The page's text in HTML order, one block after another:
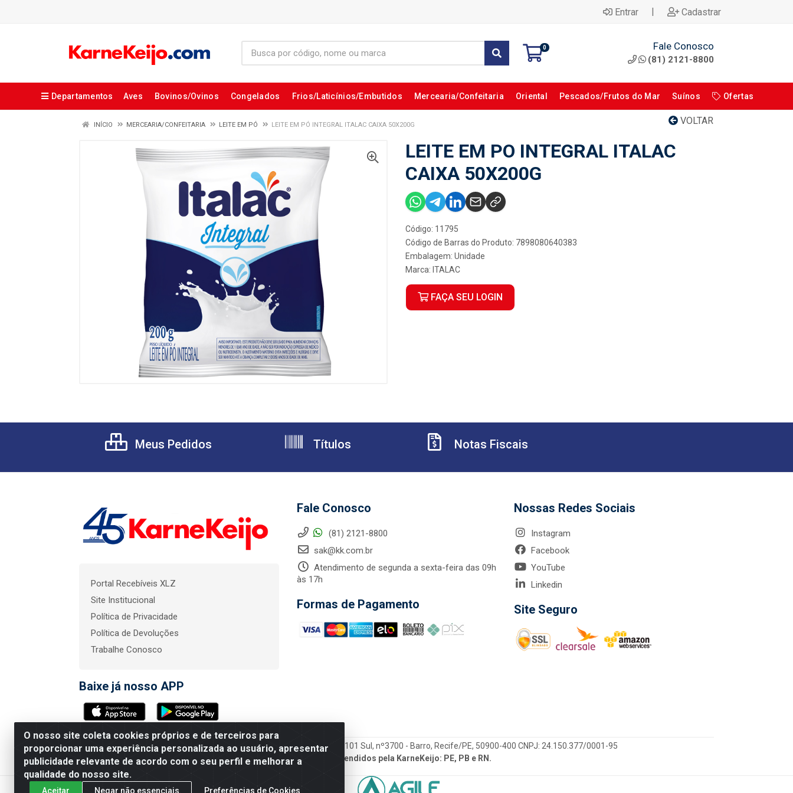
Entrar | Cadastrar
0 Fale Conosco
(81) 2121-8800
Departamentos Aves Bovinos/Ovinos Congelados Frios/Laticínios/Embutidos Mercearia/Confeitaria Oriental Pescados/Frutos do Mar Suínos Ofertas
VOLTAR
INÍCIO MERCEARIA/CONFEITARIA LEITE EM PÓ LEITE EM PÓ INTEGRAL ITALAC CAIXA 50X200G
LEITE EM PO INTEGRAL ITALAC
CAIXA 50X200G
Código: 11795
Código de Barras do Produto: 7898080640383
Embalagem: Unidade
Marca: ITALAC
FAÇA SEU LOGIN
O nosso site coleta cookies próprios e de terceiros para
proporcionar uma experiência personalizada ao usuário, apresentar
publicidade relevante de acordo com o seu perfil e melhorar a
qualidade do nosso site.
Aceitar Negar não essenciais Preferências de Cookies
Meus Pedidos Títulos Notas Fiscais
Portal Recebíveis XLZ
Site Institucional
Política de Privacidade
Política de Devoluções
Trabalhe Conosco
Baixe já nosso APP
Fale Conosco
(81) 2121-8800
sak@kk.com.br
Atendimento de segunda a sexta-feira das 09h
às 17h
Formas de Pagamento
Nossas Redes Sociais
Instagram
Facebook
YouTube
Linkedin
Site Seguro
KarneKeijo Logistica Integrada LTDA - Rod. Br-101 Sul, nº3700 - Barro, Recife/PE, 50900-400 CNPJ: 24.150.377/0001-95
Estados atendidos pela KarneKeijo: PE, PB e RN.